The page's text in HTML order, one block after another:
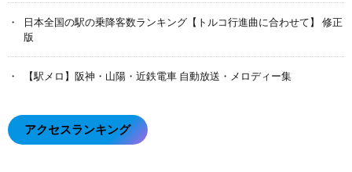
日本全国の駅の乗降客数ランキング【トルコ行進曲に合わせて】 修正
版
【駅メロ】阪神・山陽・近鉄電車 自動放送・メロディー集
アクセスランキング